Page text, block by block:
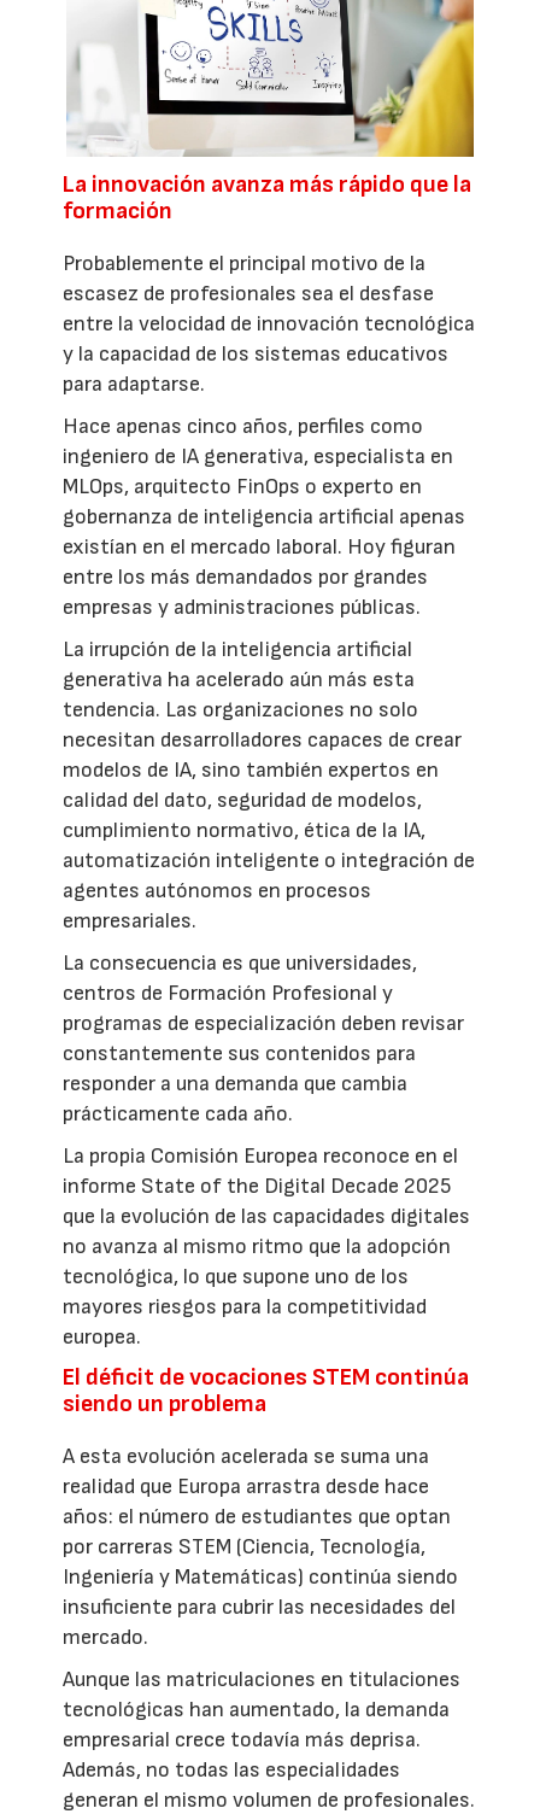
La innovación avanza más rápido que la
formación
Probablemente el principal motivo de la
escasez de profesionales sea el desfase
entre la velocidad de innovación tecnológica
y la capacidad de los sistemas educativos
para adaptarse.
Hace apenas cinco años, perfiles como
ingeniero de IA generativa, especialista en
MLOps, arquitecto FinOps o experto en
gobernanza de inteligencia artificial apenas
existían en el mercado laboral. Hoy figuran
entre los más demandados por grandes
empresas y administraciones públicas.
La irrupción de la inteligencia artificial
generativa ha acelerado aún más esta
tendencia. Las organizaciones no solo
necesitan desarrolladores capaces de crear
modelos de IA, sino también expertos en
calidad del dato, seguridad de modelos,
cumplimiento normativo, ética de la IA,
automatización inteligente o integración de
agentes autónomos en procesos
empresariales.
La consecuencia es que universidades,
centros de Formación Profesional y
programas de especialización deben revisar
constantemente sus contenidos para
responder a una demanda que cambia
prácticamente cada año.
La propia Comisión Europea reconoce en el
informe State of the Digital Decade 2025
que la evolución de las capacidades digitales
no avanza al mismo ritmo que la adopción
tecnológica, lo que supone uno de los
mayores riesgos para la competitividad
europea.
El déficit de vocaciones STEM continúa
siendo un problema
A esta evolución acelerada se suma una
realidad que Europa arrastra desde hace
años: el número de estudiantes que optan
por carreras STEM (Ciencia, Tecnología,
Ingeniería y Matemáticas) continúa siendo
insuficiente para cubrir las necesidades del
mercado.
Aunque las matriculaciones en titulaciones
tecnológicas han aumentado, la demanda
empresarial crece todavía más deprisa.
Además, no todas las especialidades
generan el mismo volumen de profesionales.